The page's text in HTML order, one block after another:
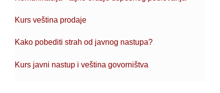
Kurs veština prodaje
Kako pobediti strah od javnog nastupa?
Kurs javni nastup i veština govorništva